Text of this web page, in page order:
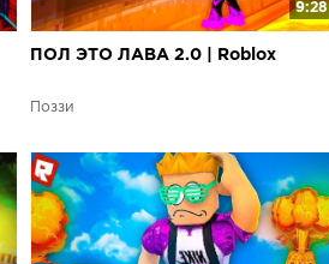
9:28
ПОЛ ЭТО ЛАВА 2.0 | Roblox
Поззи